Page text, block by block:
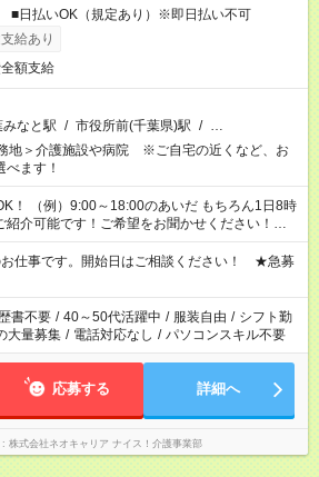
■日払いOK（規定あり）※即日払い不可
給あり
額支給
みなと駅 / 市役所前(千葉県)駅 / …
地＞介護施設や病院 ※ご自宅の近くなど、お
ます！
！ （例）9:00～18:00のあいだ もちろん1日8時
紹介可能です！ご希望をお聞かせください！★家
みが必要な場合も遠慮なくご相談ください。 ※
上の勤務が必要です
お仕事です。開始日はご相談ください！ ★急募
書不要 / 40～50代活躍中 / 服装自由 / シフト勤
大量募集 / 電話対応なし / パソコンスキル不要
応募する 詳細へ
株式会社ネオキャリア ナイス！介護事業部